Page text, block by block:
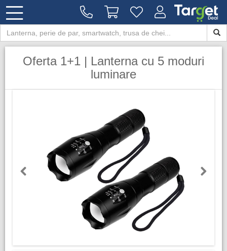
Oferta 1+1 | Lanterna cu 5 moduri
luminare